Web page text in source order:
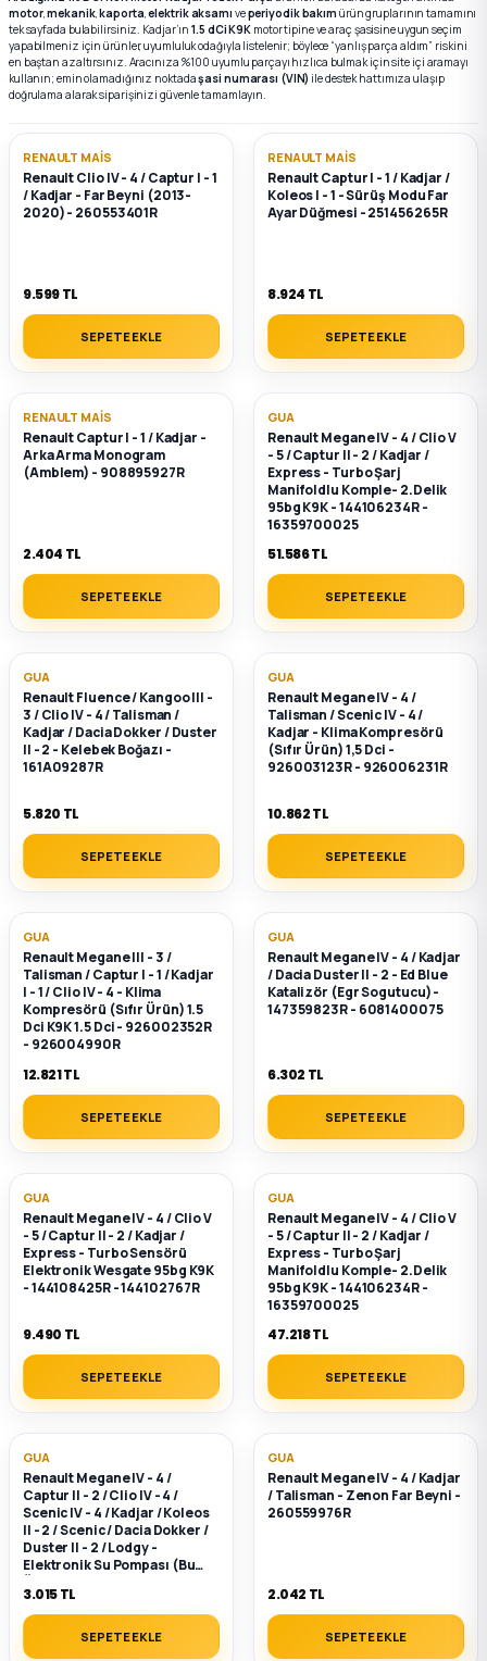
Parça
Parça
Parça
Megane E-TECH Yedek Parça
Parça
Parça
Parça
Parça
Parça
Parça
motor,mekanik,kaporta,elektrik aksamı veperiyodik bakım ürün gruplarının tamamını
tek sayfada bulabilirsiniz. Kadjar’ın1.5 dCi K9K motor tipine ve araç şasisine uygun seçim
yapabilmeniz için ürünler, uyumluluk odağıyla listelenir; böylece “yanlış parça aldım” riskini
en baştan azaltırsınız. Aracınıza %100 uyumlu parçayı hızlıca bulmak için site içi aramayı
kullanın; emin olamadığınız noktadaşasi numarası (VIN) ile destek hattımıza ulaşıp
doğrulama alarak siparişinizi güvenle tamamlayın.
RENAULT MAIS
Renault Clio IV - 4 / Captur I - 1
/ Kadjar - Far Beyni (2013-
2020) - 260553401R
9.599 TL
SEPETE EKLE
RENAULT MAIS
Renault Captur I - 1 / Kadjar /
Koleos I - 1 - Sürüş Modu Far
Ayar Düğmesi - 251456265R
8.924 TL
SEPETE EKLE
RENAULT MAIS
Renault Captur I - 1 / Kadjar -
Arka Arma Monogram
(Amblem) - 908895927R
2.404 TL
SEPETE EKLE
GUA
Renault Megane IV - 4 / Clio V
- 5 / Captur II - 2 / Kadjar /
Express - Turbo Şarj
Manifoldlu Komple- 2.Delik
95bg K9K - 144106234R -
16359700025
51.586 TL
SEPETE EKLE
GUA
Renault Fluence / Kangoo III -
3 / Clio IV - 4 / Talisman /
Kadjar / Dacia Dokker / Duster
II - 2 - Kelebek Boğazı -
161A09287R
5.820 TL
SEPETE EKLE
GUA
Renault Megane IV - 4 /
Talisman / Scenic IV - 4 /
Kadjar - Klima Kompresörü
(Sıfır Ürün) 1,5 Dci -
926003123R - 926006231R
10.862 TL
SEPETE EKLE
GUA
Renault Megane III - 3 /
Talisman / Captur I - 1 / Kadjar
I - 1 / Clio IV - 4 - Klima
Kompresörü (Sıfır Ürün) 1.5
Dci K9K 1.5 Dci - 926002352R
- 926004990R
12.821 TL
SEPETE EKLE
GUA
Renault Megane IV - 4 / Kadjar
/ Dacia Duster II - 2 - Ed Blue
Katalizör (Egr Sogutucu) -
147359823R - 6081400075
6.302 TL
SEPETE EKLE
GUA
Renault Megane IV - 4 / Clio V
- 5 / Captur II - 2 / Kadjar /
Express - Turbo Sensörü
Elektronik Wesgate 95bg K9K
- 144108425R - 144102767R
9.490 TL
SEPETE EKLE
GUA
Renault Megane IV - 4 / Clio V
- 5 / Captur II - 2 / Kadjar /
Express - Turbo Şarj
Manifoldlu Komple- 2.Delik
95bg K9K - 144106234R -
16359700025
47.218 TL
SEPETE EKLE
GUA
Renault Megane IV - 4 /
Captur II - 2 / Clio IV - 4 /
Scenic IV - 4 / Kadjar / Koleos
II - 2 / Scenic / Dacia Dokker /
Duster II - 2 / Lodgy -
Elektronik Su Pompası (Bu
144B00004R
3.015 TL
SEPETE EKLE
GUA
Renault Megane IV - 4 / Kadjar
/ Talisman - Zenon Far Beyni -
260559976R
2.042 TL
SEPETE EKLE